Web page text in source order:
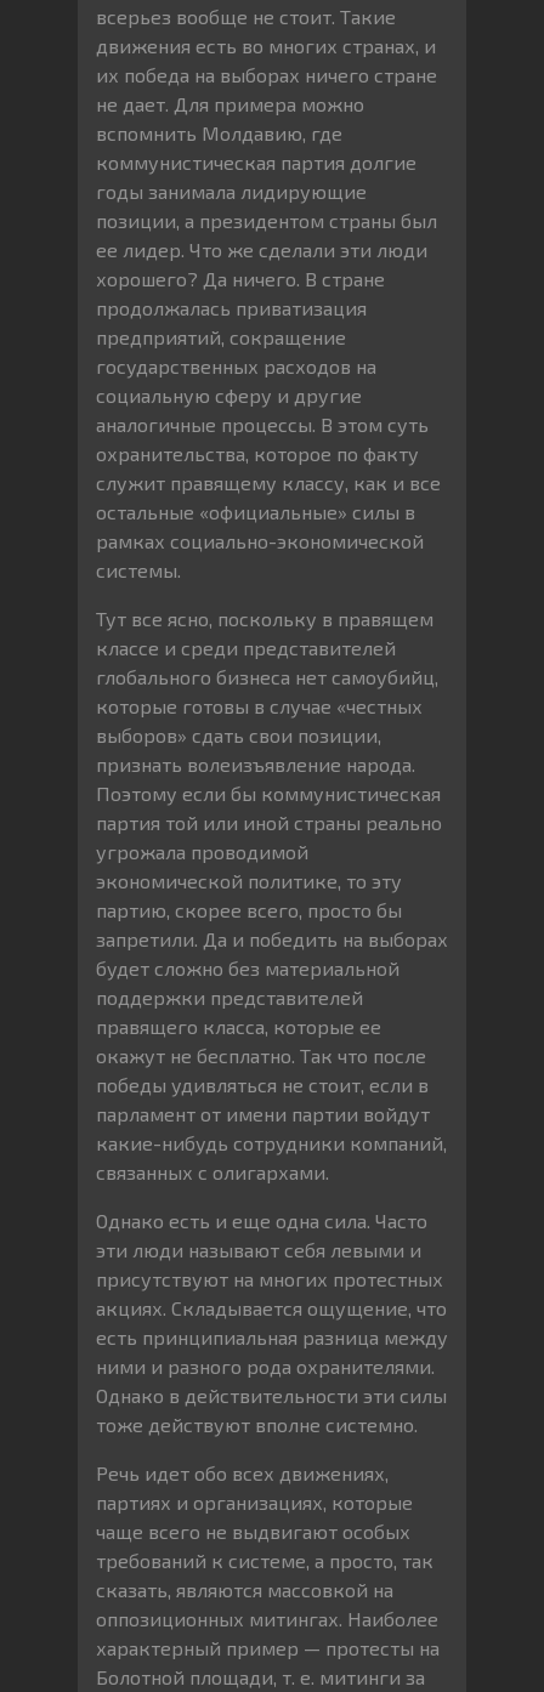
всерьез вообще не стоит. Такие
движения есть во многих странах, и
их победа на выборах ничего стране
не дает. Для примера можно
вспомнить Молдавию, где
коммунистическая партия долгие
годы занимала лидирующие
позиции, а президентом страны был
ее лидер. Что же сделали эти люди
хорошего? Да ничего. В стране
продолжалась приватизация
предприятий, сокращение
государственных расходов на
социальную сферу и другие
аналогичные процессы. В этом суть
охранительства, которое по факту
служит правящему классу, как и все
остальные «официальные» силы в
рамках социально-экономической
системы.
Тут все ясно, поскольку в правящем
классе и среди представителей
глобального бизнеса нет самоубийц,
которые готовы в случае «честных
выборов» сдать свои позиции,
признать волеизъявление народа.
Поэтому если бы коммунистическая
партия той или иной страны реально
угрожала проводимой
экономической политике, то эту
партию, скорее всего, просто бы
запретили. Да и победить на выборах
будет сложно без материальной
поддержки представителей
правящего класса, которые ее
окажут не бесплатно. Так что после
победы удивляться не стоит, если в
парламент от имени партии войдут
какие-нибудь сотрудники компаний,
связанных с олигархами.
Однако есть и еще одна сила. Часто
эти люди называют себя левыми и
присутствуют на многих протестных
акциях. Складывается ощущение, что
есть принципиальная разница между
ними и разного рода охранителями.
Однако в действительности эти силы
тоже действуют вполне системно.
Речь идет обо всех движениях,
партиях и организациях, которые
чаще всего не выдвигают особых
требований к системе, а просто, так
сказать, являются массовкой на
оппозиционных митингах. Наиболее
характерный пример — протесты на
Болотной площади, т. е. митинги за